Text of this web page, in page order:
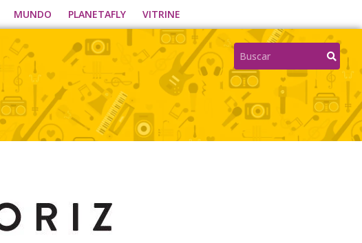
MUNDO PLANETAFLY VITRINE